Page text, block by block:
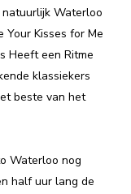
Waterloo
Your Kisses for Me
Heeft een Ritme
klassiekers
beste van het
Waterloo nog
half uur lang de